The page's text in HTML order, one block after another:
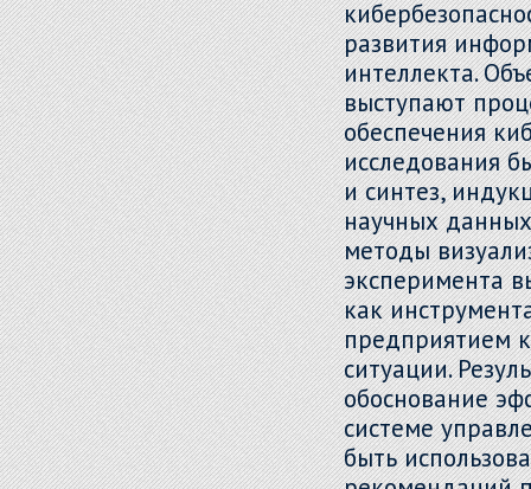
развития
интеллекта.
выступают
обеспечения
исследования
и синтез,
научных
методы
эксперимента
как
предприятием
ситуации.
обоснование
системе
быть